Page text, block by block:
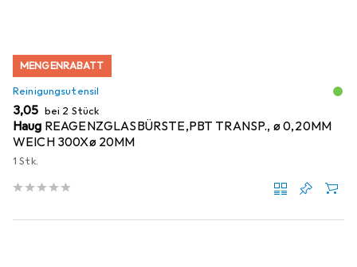
MENGENRABATT
Reinigungsutensil
EUR
3,05 bei 2 Stück
Haug REAGENZGLASBÜRSTE,PBT TRANSP., ø 0,20MM
WEICH 300Xø 20MM
1 Stk.